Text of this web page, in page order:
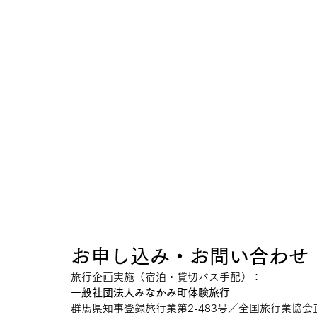
お申し込み・お問い合わせ
旅行企画実施（宿泊・貸切バス手配）：
一般社団法人みなかみ町体験旅行
群馬県知事登録旅行業第2-483号／全国旅行業協会